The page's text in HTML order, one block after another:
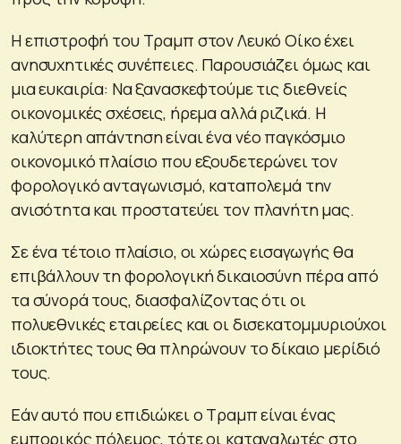
Η επιστροφή του Τραμπ στον Λευκό Οίκο έχει
ανησυχητικές συνέπειες. Παρουσιάζει όμως και
μια ευκαιρία: Να ξανασκεφτούμε τις διεθνείς
οικονομικές σχέσεις, ήρεμα αλλά ριζικά. Η
καλύτερη απάντηση είναι ένα νέο παγκόσμιο
οικονομικό πλαίσιο που εξουδετερώνει τον
φορολογικό ανταγωνισμό, καταπολεμά την
ανισότητα και προστατεύει τον πλανήτη μας.
Σε ένα τέτοιο πλαίσιο, οι χώρες εισαγωγής θα
επιβάλλουν τη φορολογική δικαιοσύνη πέρα ​​από
τα σύνορά τους, διασφαλίζοντας ότι οι
πολυεθνικές εταιρείες και οι δισεκατομμυριούχοι
ιδιοκτήτες τους θα πληρώνουν το δίκαιο μερίδιό
τους.
Εάν αυτό που επιδιώκει ο Τραμπ είναι ένας
εμπορικός πόλεμος, τότε οι καταναλωτές στο